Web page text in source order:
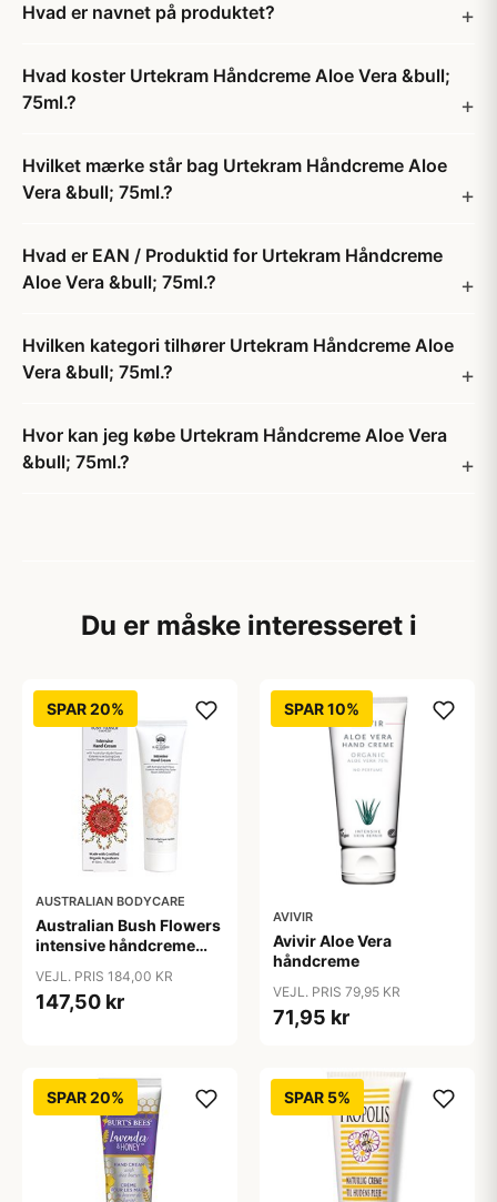
Hvad er navnet på produktet?
Hvad koster Urtekram Håndcreme Aloe Vera &bull;
75ml.?
Hvilket mærke står bag Urtekram Håndcreme Aloe
Vera &bull; 75ml.?
Hvad er EAN / Produktid for Urtekram Håndcreme
Aloe Vera &bull; 75ml.?
Hvilken kategori tilhører Urtekram Håndcreme Aloe
Vera &bull; 75ml.?
Hvor kan jeg købe Urtekram Håndcreme Aloe Vera
&bull; 75ml.?
Du er måske interesseret i
SPAR 20%
AUSTRALIAN BODYCARE
Australian Bush Flowers
intensive håndcreme
VEJL. PRIS 184,00 KR
147,50 kr
SPAR 10%
AVIVIR
Avivir Aloe Vera
håndcreme
VEJL. PRIS 79,95 KR
71,95 kr
SPAR 20% SPAR 5%